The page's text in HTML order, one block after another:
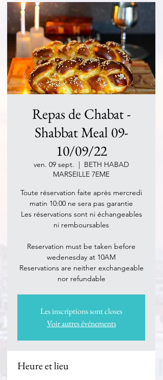
Repas de Chabat -
Shabbat Meal 09-
10/09/22
ven. 09 sept.
  |
BETH HABAD
MARSEILLE 7EME
Toute réservation faite après mercredi
matin 10:00 ne sera pas garantie
Les réservations sont ni échangeables
ni remboursables
Reservation must be taken before
wedenesday at 10AM
Reservations are neither exchangeable
nor refundable
Les inscriptions sont closes
Voir autres événements
Heure et lieu